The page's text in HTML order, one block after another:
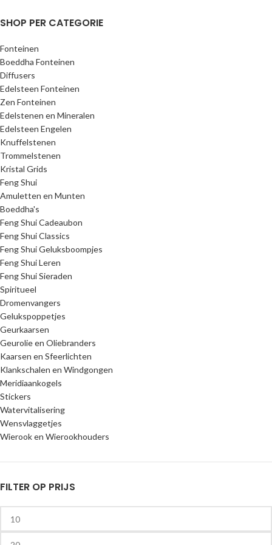
SHOP PER CATEGORIE
Fonteinen
Boeddha Fonteinen
Diffusers
Edelsteen Fonteinen
Zen Fonteinen
Edelstenen en Mineralen
Edelsteen Engelen
Knuffelstenen
Trommelstenen
Kristal Grids
Feng Shui
Amuletten en Munten
Boeddha's
Feng Shui Cadeaubon
Feng Shui Classics
Feng Shui Geluksboompjes
Feng Shui Leren
Feng Shui Sieraden
Spiritueel
Dromenvangers
Gelukspoppetjes
Geurkaarsen
Geurolie en Oliebranders
Kaarsen en Sfeerlichten
Klankschalen en Windgongen
Meridiaankogels
Stickers
Watervitalisering
Wensvlaggetjes
Wierook en Wierookhouders
FILTER OP PRIJS